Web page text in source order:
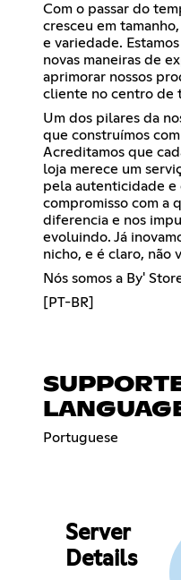
Com o passar do
cresceu em
e variedade.
novas maneiras de
aprimorar nossos
cliente no centro de
Um dos pilares da
que construímos
Acreditamos que
loja merece um
pela autenticidade e
compromisso com a
diferencia e nos
evoluindo. Já
nicho, e é claro, não
Nós somos a By'
[PT-BR]
Portuguese
Server
Details